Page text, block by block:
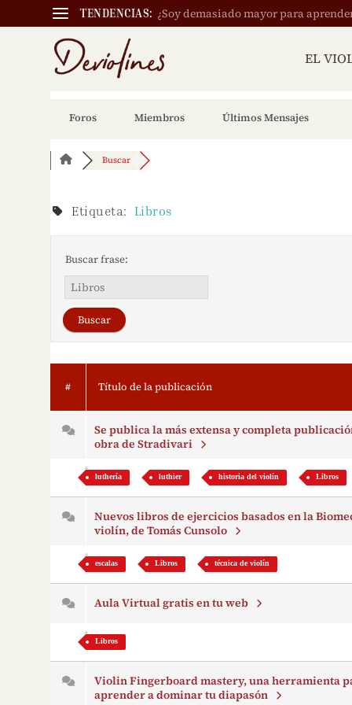
TENDENCIAS: ¿Soy demasiado mayor para
EL
Foros Miembros Últimos Mensajes
Buscar
Etiqueta: Libros
Buscar frase:
# Título de la publicación
Se publica la más extensa y completa
obra de Stradivari
luthería luthier historia del violín Libros
Nuevos libros de ejercicios basados en la
violín, de Tomás Cunsolo
escalas Libros técnica de violín
Aula Virtual gratis en tu web
Libros
Violin Fingerboard mastery, una herramienta
aprender a dominar tu diapasón